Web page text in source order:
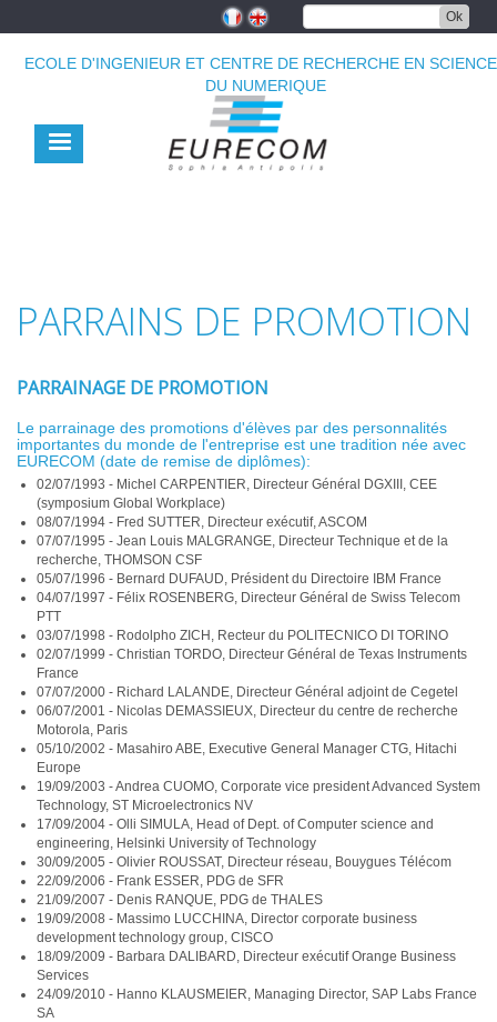
principal
Ok
ECOLE D'INGENIEUR ET CENTRE DE RECHERCHE EN
DU NUMERIQUE
PARRAINS DE PROMOTION
PARRAINAGE DE PROMOTION
Le parrainage des promotions d'élèves par des personnalités
importantes du monde de l'entreprise est une tradition née avec
EURECOM (date de remise de diplômes):
02/07/1993 - Michel CARPENTIER, Directeur Général DGXIII, CEE
(symposium Global Workplace)
08/07/1994 - Fred SUTTER, Directeur exécutif, ASCOM
07/07/1995 - Jean Louis MALGRANGE, Directeur Technique et de la
recherche, THOMSON CSF
05/07/1996 - Bernard DUFAUD, Président du Directoire IBM France
04/07/1997 - Félix ROSENBERG, Directeur Général de Swiss Telecom
PTT
03/07/1998 - Rodolpho ZICH, Recteur du POLITECNICO DI TORINO
02/07/1999 - Christian TORDO, Directeur Général de Texas Instruments
France
07/07/2000 - Richard LALANDE, Directeur Général adjoint de Cegetel
06/07/2001 - Nicolas DEMASSIEUX, Directeur du centre de recherche
Motorola, Paris
05/10/2002 - Masahiro ABE, Executive General Manager CTG, Hitachi
Europe
19/09/2003 - Andrea CUOMO, Corporate vice president Advanced System
Technology, ST Microelectronics NV
17/09/2004 - Olli SIMULA, Head of Dept. of Computer science and
engineering, Helsinki University of Technology
30/09/2005 - Olivier ROUSSAT, Directeur réseau, Bouygues Télécom
22/09/2006 - Frank ESSER, PDG de SFR
21/09/2007 - Denis RANQUE, PDG de THALES
19/09/2008 - Massimo LUCCHINA, Director corporate business
development technology group, CISCO
18/09/2009 - Barbara DALIBARD, Directeur exécutif Orange Business
Services
24/09/2010 - Hanno KLAUSMEIER, Managing Director, SAP Labs France
SA